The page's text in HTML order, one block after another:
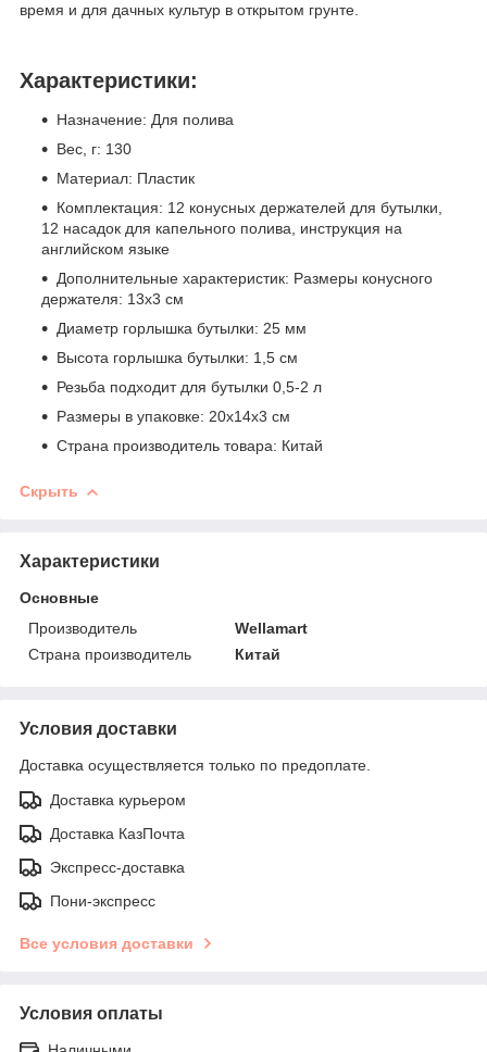
время и для дачных культур в открытом грунте.
Характеристики:
Назначение: Для полива
Вес, г: 130
Материал: Пластик
Комплектация: 12 конусных держателей для бутылки,
12 насадок для капельного полива, инструкция на
английском языке
Дополнительные характеристик: Размеры конусного
держателя: 13х3 см
Диаметр горлышка бутылки: 25 мм
Высота горлышка бутылки: 1,5 см
Резьба подходит для бутылки 0,5-2 л
Размеры в упаковке: 20х14х3 см
Страна производитель товара: Китай
Скрыть
Характеристики
Основные
Производитель
Wellamart
Страна производитель
Китай
Условия доставки
Доставка осуществляется только по предоплате.
Доставка курьером
Доставка КазПочта
Экспресс-доставка
Пони-экспресс
Все условия доставки
Условия оплаты